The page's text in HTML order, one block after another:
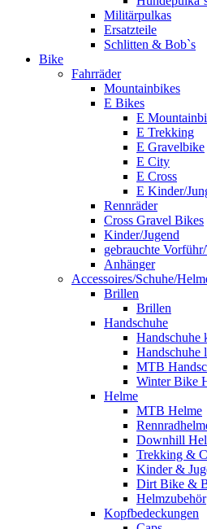
Militärpulkas
Ersatzteile
Schlitten & Bob`s
Bike
Fahrräder
Mountainbikes
E Bikes
E
E Trekking
E Gravelbike
E City
E Cross
E Kinder/
Rennräder
Cross Gravel Bikes
Kinder/Jugend
gebrauchte
Anhänger
Accessoires/Schuhe/
Brillen
Brillen
Handschuhe
Handschuhe
Handschuhe
MTB
Winter Bike
Helme
MTB Helme
Downhill
Trekking &
Kinder &
Dirt Bike &
Helmzubehör
Kopfbedeckungen